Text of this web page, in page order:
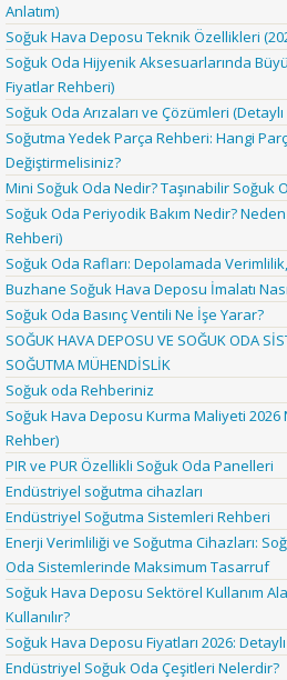
Anlatım)
Soğuk Hava Deposu Teknik Özellikleri
Soğuk Oda Hijyenik Aksesuarlarında
Fiyatlar Rehberi)
Soğuk Oda Arızaları ve Çözümleri
Soğutma Yedek Parça Rehberi: Hangi
Değiştirmelisiniz?
Mini Soğuk Oda Nedir? Taşınabilir Soğuk
Soğuk Oda Periyodik Bakım Nedir?
Rehberi)
Soğuk Oda Rafları: Depolamada
Buzhane Soğuk Hava Deposu İmalatı
Soğuk Oda Basınç Ventili Ne İşe Yarar?
SOĞUK HAVA DEPOSU VE SOĞUK ODA
SOĞUTMA MÜHENDİSLİK
Soğuk oda Rehberiniz
Soğuk Hava Deposu Kurma Maliyeti 2026
Rehber)
PIR ve PUR Özellikli Soğuk Oda Panelleri
Endüstriyel soğutma cihazları
Endüstriyel Soğutma Sistemleri Rehberi
Enerji Verimliliği ve Soğutma Cihazları:
Oda Sistemlerinde Maksimum Tasarruf
Soğuk Hava Deposu Sektörel Kullanım
Kullanılır?
Soğuk Hava Deposu Fiyatları 2026:
Endüstriyel Soğuk Oda Çeşitleri Nelerdir?